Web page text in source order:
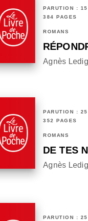
PARUTION :
384 PAGES
ROMANS
Agnès Ledig
PARUTION :
352 PAGES
ROMANS
DE TES
Agnès Ledig
PARUTION :